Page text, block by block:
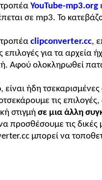
YouTube-mp3.org
σε mp3. Το
clipconverter.cc,
επιλογές για τα
Αφού ολοκληρωθεί
, είναι ήδη
τις
στιγμή σε μια άλλη
τις δικές
μπορεί να